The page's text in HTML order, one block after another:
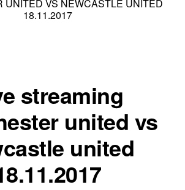
UNITED VS NEWCASTLE UNITED
18.11.2017
streaming
united vs
united